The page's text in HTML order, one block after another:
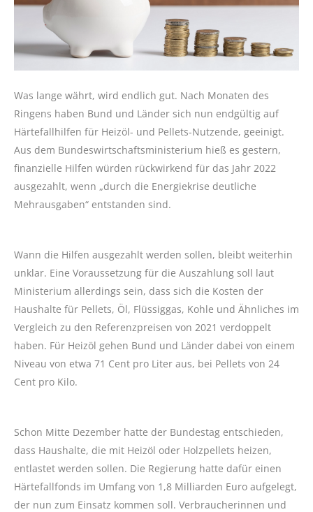
Was lange währt, wird endlich gut. Nach Monaten des
Ringens haben Bund und Länder sich nun endgültig auf
Härtefallhilfen für Heizöl- und Pellets-Nutzende, geeinigt.
Aus dem Bundeswirtschaftsministerium hieß es gestern,
finanzielle Hilfen würden rückwirkend für das Jahr 2022
ausgezahlt, wenn „durch die Energiekrise deutliche
Mehrausgaben“ entstanden sind.
Wann die Hilfen ausgezahlt werden sollen, bleibt weiterhin
unklar. Eine Voraussetzung für die Auszahlung soll laut
Ministerium allerdings sein, dass sich die Kosten der
Haushalte für Pellets, Öl, Flüssiggas, Kohle und Ähnliches im
Vergleich zu den Referenzpreisen von 2021 verdoppelt
haben. Für Heizöl gehen Bund und Länder dabei von einem
Niveau von etwa 71 Cent pro Liter aus, bei Pellets von 24
Cent pro Kilo.
Schon Mitte Dezember hatte der Bundestag entschieden,
dass Haushalte, die mit Heizöl oder Holzpellets heizen,
entlastet werden sollen. Die Regierung hatte dafür einen
Härtefallfonds im Umfang von 1,8 Milliarden Euro aufgelegt,
der nun zum Einsatz kommen soll. Verbraucherinnen und